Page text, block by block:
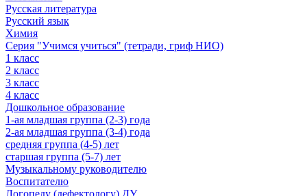
Русская литература
Русский язык
Химия
Серия "Учимся учиться" (тетради, гриф НИО)
1 класс
2 класс
3 класс
4 класс
Дошкольное образование
1-ая младшая группа (2-3) года
2-ая младшая группа (3-4) года
средняя группа (4-5) лет
старшая группа (5-7) лет
Музыкальному руководителю
Воспитателю
Логопеду (дефектологу) ДУ